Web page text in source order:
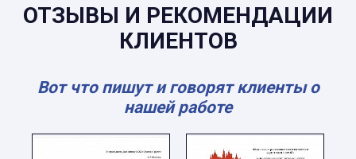
ОТЗЫВЫ И РЕКОМЕНДАЦИИ
КЛИЕНТОВ
Вот что пишут и говорят клиенты о
нашей работе